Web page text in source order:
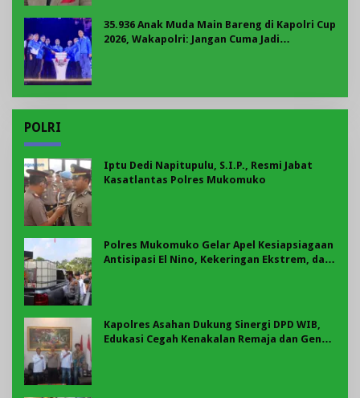
35.936 Anak Muda Main Bareng di Kapolri Cup
2026, Wakapolri: Jangan Cuma Jadi
POLRI
Iptu Dedi Napitupulu, S.I.P., Resmi Jabat
Kasatlantas Polres Mukomuko
Polres Mukomuko Gelar Apel Kesiapsiagaan
Antisipasi El Nino, Kekeringan Ekstrem, dan
Kapolres Asahan Dukung Sinergi DPD WIB,
Edukasi Cegah Kenakalan Remaja dan Geng